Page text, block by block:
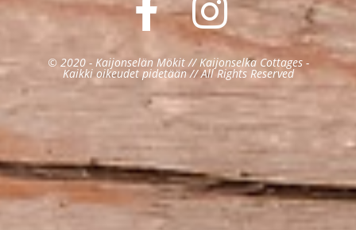
© 2020 - Kaijonselän Mökit // Kaijonselka Cottages -
Kaikki oikeudet pidetään // All Rights Reserved